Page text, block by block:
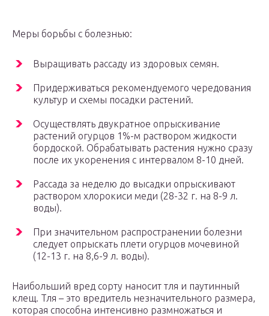
Меры борьбы с болезнью:
Выращивать рассаду из здоровых семян.
Придерживаться рекомендуемого чередования
культур и схемы посадки растений.
Осуществлять двукратное опрыскивание
растений огурцов 1%-м раствором жидкости
бордоской. Обрабатывать растения нужно сразу
после их укоренения с интервалом 8-10 дней.
Рассада за неделю до высадки опрыскивают
раствором хлорокиси меди (28-32 г. на 8-9 л.
воды).
При значительном распространении болезни
следует опрыскать плети огурцов мочевиной
(12-13 г. на 8,6-9 л. воды).
Наибольший вред сорту наносит тля и паутинный
клещ. Тля – это вредитель незначительного размера,
которая способна интенсивно размножаться и